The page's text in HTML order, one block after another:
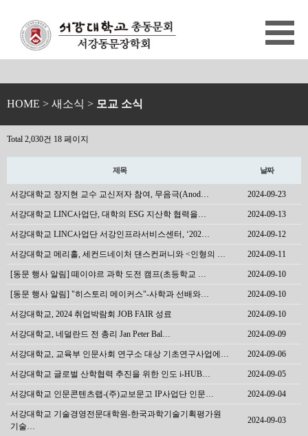
HOME > 새소식 > 모교 소식
Total 2,030건 18 페이지
제목 날짜
서강대학교 장지현 교수 교신저자 참여, 무음극(Anod… 2024-09-23
서강대학교 LINC사업단, 대학의 ESG 지산학 협력을… 2024-09-13
서강대학교 LINC사업단 서강인프라서비스센터, ‘202… 2024-09-12
서강대학교 메리홀, 세컨드네이처 댄스컨퍼니와 <인형의 … 2024-09-11
[동문 행사 알림] 떼이야르 과학 도전 캠프(초등학교 … 2024-09-10
[동문 행사 알림] "히스토리 메이커스"-사학과 선배와… 2024-09-10
서강대학교, 2024 취업박람회 JOB FAIR 성료 2024-09-10
서강대학교, 네덜란드 전 총리 Jan Peter Bal… 2024-09-09
서강대학교, 교육부 인문사회 연구소 대상 기초연구사업에… 2024-09-06
서강대학교 글로벌 산학협력 추진을 위한 인도 i-HUB… 2024-09-05
서강대학교 인문콘텐츠랩-(주)교보문고 IP사업단 인문… 2024-09-04
서강대학교 기술경영전문대학원-한국과학기술기획평가원
기술…
2024-09-03